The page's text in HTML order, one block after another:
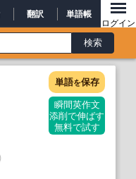
翻訳 単語帳
ログイン
単語を保存
瞬間英作文
添削で伸ばす
無料で試す